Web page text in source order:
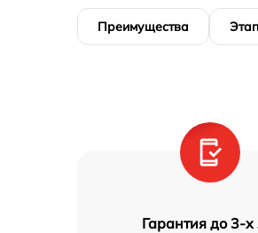
Преимущества
Гарантия до 3-х